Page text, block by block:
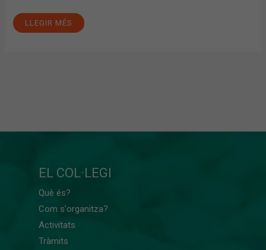
LLEGIR MÉS
EL COL·LEGI
Què és?
Com s'organitza?
Activitats
Tràmits